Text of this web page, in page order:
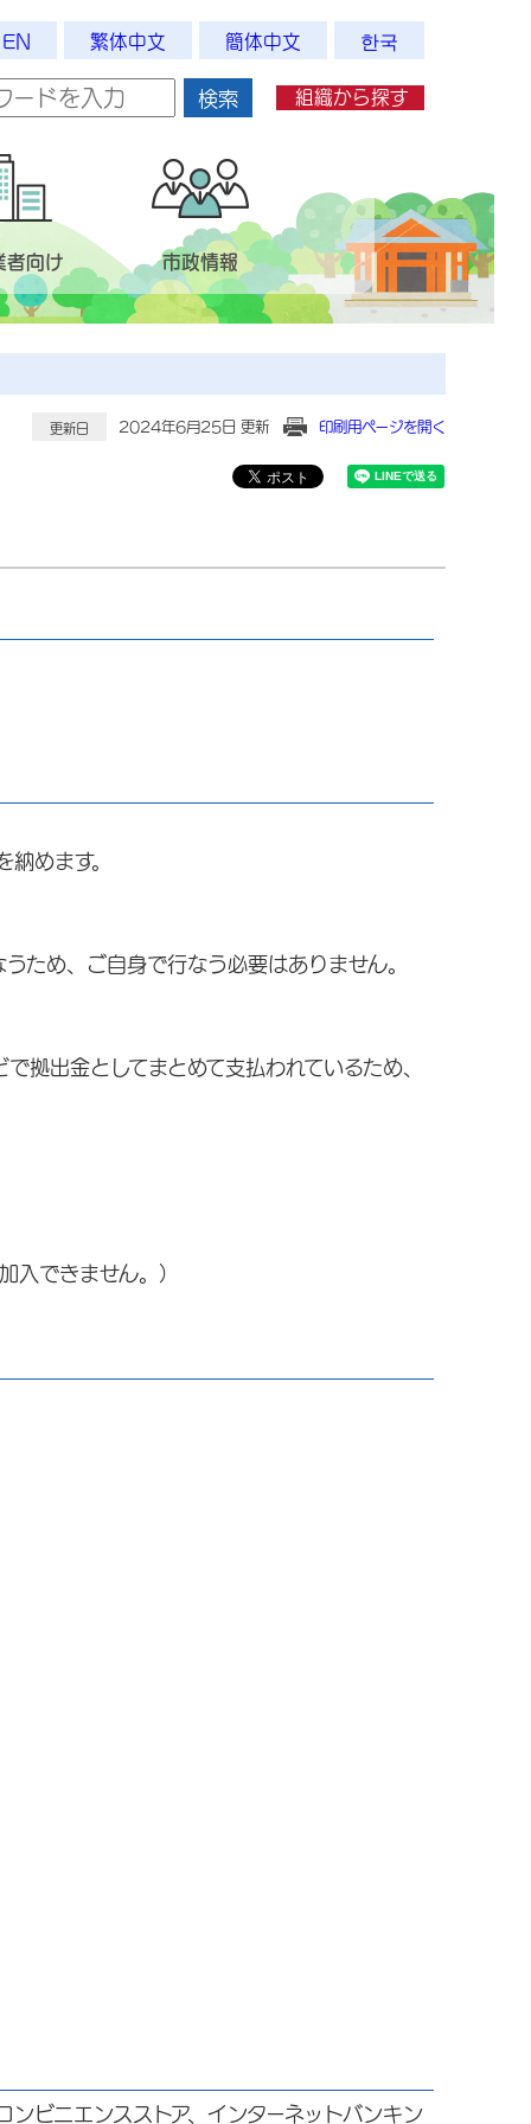
EN 繁体中文 簡体中文 한국
検索 組織から探す
者向け 市政情報
更新日 2024年6月25日 更新 印刷用ページを開く
めます。
ため、ご自身で行なう必要はありません。
拠出金としてまとめて支払われているため、
入できません。）
ビニエンスストア、インターネットバンキン